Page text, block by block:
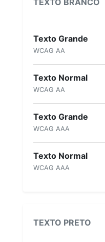
TEXTO BRANCO
Texto Grande
WCAG AA
Texto Normal
WCAG AA
Texto Grande
WCAG AAA
Texto Normal
WCAG AAA
TEXTO PRETO